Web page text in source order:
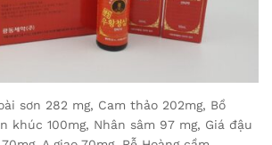
sơn 282 mg, Cam thảo 202mg, Bồ
khúc 100mg, Nhân sâm 97 mg, Giá đậu